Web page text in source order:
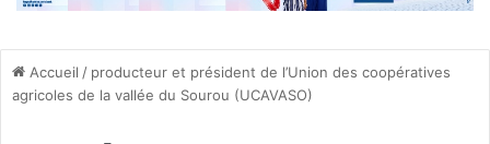
Accueil / producteur et président de l’Union des coopératives
agricoles de la vallée du Sourou (UCAVASO)